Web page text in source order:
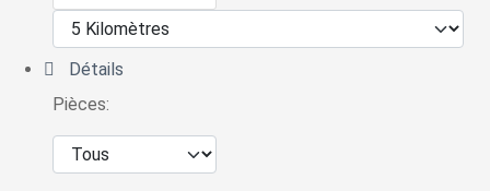
Détails
Pièces: